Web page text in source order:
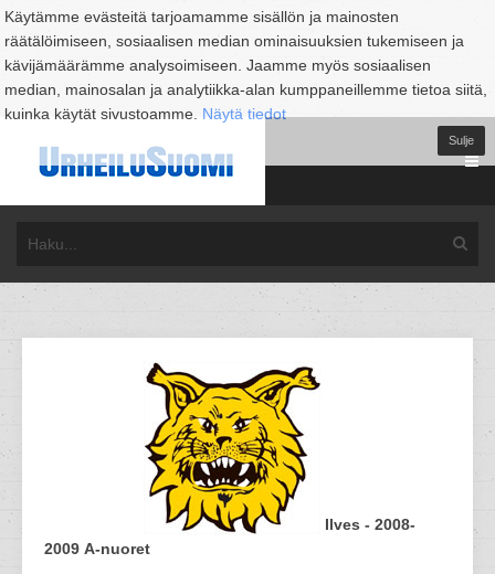
Käytämme evästeitä tarjoamamme sisällön ja mainosten
räätälöimiseen, sosiaalisen median ominaisuuksien tukemiseen ja
kävijämäärämme analysoimiseen. Jaamme myös sosiaalisen
median, mainosalan ja analytiikka-alan kumppaneillemme tietoa siitä,
kuinka käytät sivustoamme. Näytä tiedot
Sulje
Ilves - 2008-
2009 A-nuoret